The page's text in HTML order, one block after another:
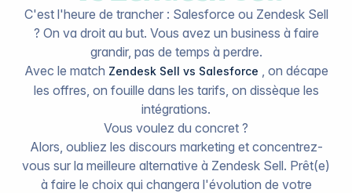
C'est l'heure de trancher : Salesforce ou Zendesk Sell
? On va droit au but. Vous avez un business à faire
grandir, pas de temps à perdre.
Avec le match Zendesk Sell vs Salesforce , on décape
les offres, on fouille dans les tarifs, on dissèque les
intégrations.
Vous voulez du concret ?
Alors, oubliez les discours marketing et concentrez-
vous sur la meilleure alternative à Zendesk Sell. Prêt(e)
à faire le choix qui changera l'évolution de votre